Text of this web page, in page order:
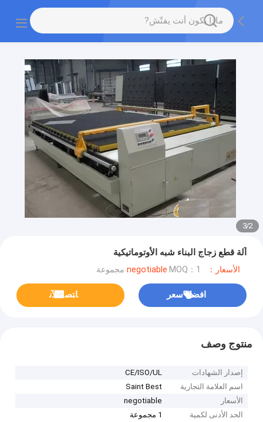
2
/
3
آلة قطع زجاج البناء شبه الأوتوماتيكية
الأسعار：negotiable MOQ：1 مجموعة
افضل سعر ﺎﺘﺼﻟ ﺍﻶﻧ
منتوج وصف
إصدار الشهادات
CE/ISO/UL
اسم العلامة التجارية
Saint Best
الأسعار
negotiable
الحد الأدنى لكمية
1 مجموعة